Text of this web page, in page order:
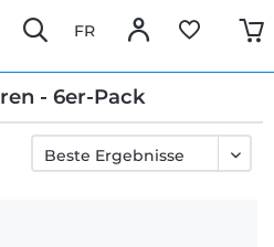
FR
- 6er-Pack